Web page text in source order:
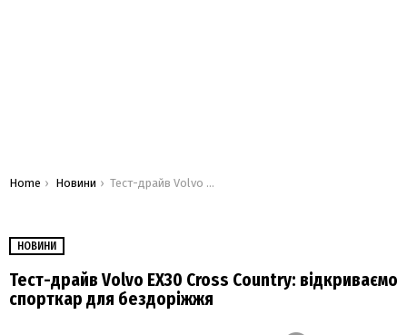
You are here:
Home Новини Тест-драйв Volvo EX30 Cross Country: відкриваємо спорткар для бездоріжжя
НОВИНИ
Тест-драйв Volvo EX30 Cross Country: відкриваємо
спорткар для бездоріжжя